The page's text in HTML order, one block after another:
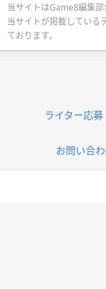
当サイトはGame8編集部
当サイトが掲載している
ております。
ライター応募
お問い合